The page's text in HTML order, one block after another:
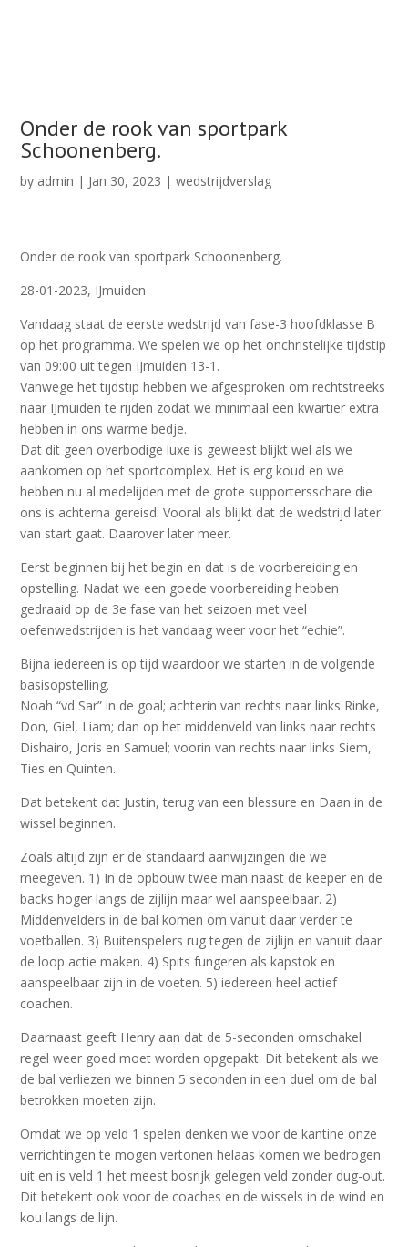
Onder de rook van sportpark
Schoonenberg.
by admin | Jan 30, 2023 |wedstrijdverslag
Onder de rook van sportpark Schoonenberg.
28-01-2023, IJmuiden
Vandaag staat de eerste wedstrijd van fase-3 hoofdklasse B
op het programma. We spelen we op het onchristelijke tijdstip
van 09:00 uit tegen IJmuiden 13-1.
Vanwege het tijdstip hebben we afgesproken om rechtstreeks
naar IJmuiden te rijden zodat we minimaal een kwartier extra
hebben in ons warme bedje.
Dat dit geen overbodige luxe is geweest blijkt wel als we
aankomen op het sportcomplex. Het is erg koud en we
hebben nu al medelijden met de grote supportersschare die
ons is achterna gereisd. Vooral als blijkt dat de wedstrijd later
van start gaat. Daarover later meer.
Eerst beginnen bij het begin en dat is de voorbereiding en
opstelling. Nadat we een goede voorbereiding hebben
gedraaid op de 3e fase van het seizoen met veel
oefenwedstrijden is het vandaag weer voor het “echie”.
Bijna iedereen is op tijd waardoor we starten in de volgende
basisopstelling.
Noah “vd Sar” in de goal; achterin van rechts naar links Rinke,
Don, Giel, Liam; dan op het middenveld van links naar rechts
Dishairo, Joris en Samuel; voorin van rechts naar links Siem,
Ties en Quinten.
Dat betekent dat Justin, terug van een blessure en Daan in de
wissel beginnen.
Zoals altijd zijn er de standaard aanwijzingen die we
meegeven. 1) In de opbouw twee man naast de keeper en de
backs hoger langs de zijlijn maar wel aanspeelbaar. 2)
Middenvelders in de bal komen om vanuit daar verder te
voetballen. 3) Buitenspelers rug tegen de zijlijn en vanuit daar
de loop actie maken. 4) Spits fungeren als kapstok en
aanspeelbaar zijn in de voeten. 5) iedereen heel actief
coachen.
Daarnaast geeft Henry aan dat de 5-seconden omschakel
regel weer goed moet worden opgepakt. Dit betekent als we
de bal verliezen we binnen 5 seconden in een duel om de bal
betrokken moeten zijn.
Omdat we op veld 1 spelen denken we voor de kantine onze
verrichtingen te mogen vertonen helaas komen we bedrogen
uit en is veld 1 het meest bosrijk gelegen veld zonder dug-out.
Dit betekent ook voor de coaches en de wissels in de wind en
kou langs de lijn.